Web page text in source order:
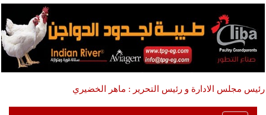
رئيس مجلس الادارة و رئيس التحرير : ماهر الخضيري